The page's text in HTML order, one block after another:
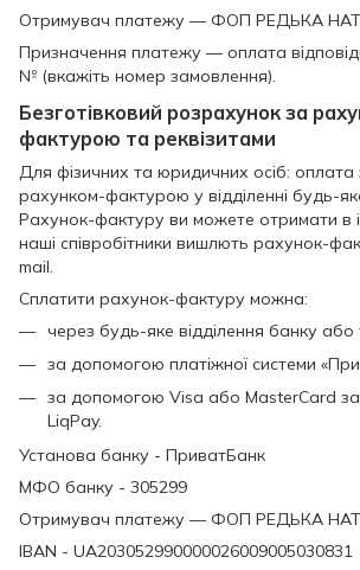
Отримувач платежу — ФОП РЕДЬКА
Призначення платежу — оплата
№ (вкажіть номер замовлення).
Безготівковий розрахунок за
фактурою та реквізитами
Для фізичних та юридичних осіб: оплата
рахунком-фактурою у відділенні будь-
Рахунок-фактуру ви можете отримати в
наші співробітники вишлють рахунок-
mail.
Сплатити рахунок-фактуру можна:
через будь-яке відділення банку або
за допомогою платіжної системи
за допомогою Visa або MasterCard
LiqPay.
Установа банку - ПриватБанк
МФО банку - 305299
Отримувач платежу — ФОП РЕДЬКА
IBAN - UA203052990000026009005030831